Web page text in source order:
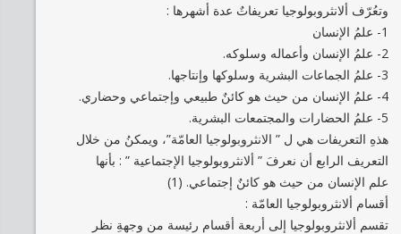
وتعُرّف ألانثروبولوجيا تعريفاتٌ عدة أشهرها :
1- علمُ الإنسان
2- علمُ الإنسان وأعماله وسلوكه.
3- علمُ الجماعات البشرية وسلوكها وإنتاجها.
4- علمُ الإنسان من حيث هو كائنٌ طبيعي وإجتماعي وحضاري.
5- علمُ الحضارات والمجتمعات البشرية.
هذهِ التعريفات هي ل ” الانثروبولوجيا العامّة”، ويمكنُ من خلال
التعريف الرابع أن نعرفَ ” ألانثروبولوجيا الإجتماعية ” : بأنها
علم الإنسان من حيث هو كائنٌ إجتماعي. (1)
أقسام ألانثروبولوجيا العامّة :
تقسم ألانثروبولوجيا إلى أربعة أقسام رئيسة من وجهةِ نظر